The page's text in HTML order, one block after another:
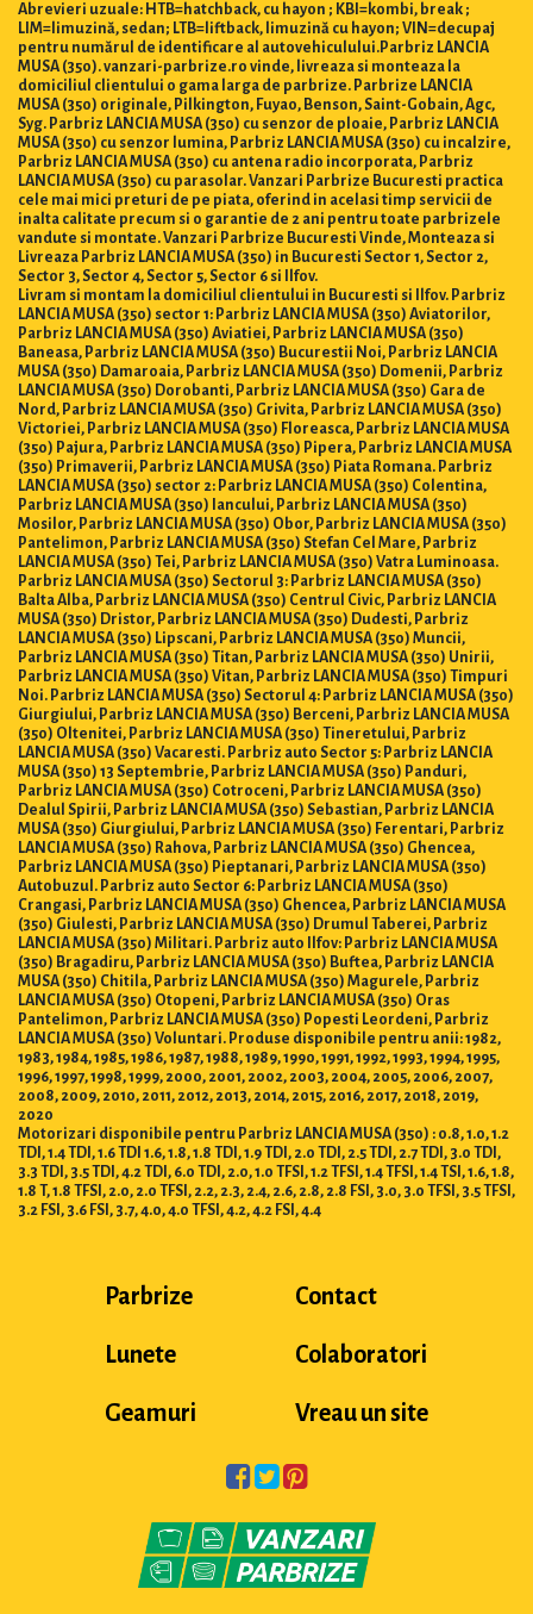
Abrevieri uzuale: HTB=hatchback, cu hayon ; KBI=kombi, break ;
LIM=limuzină, sedan; LTB=liftback, limuzină cu hayon; VIN=decupaj
pentru numărul de identificare al autovehiculului.Parbriz LANCIA
MUSA (350). vanzari-parbrize.ro vinde, livreaza si monteaza la
domiciliul clientului o gama larga de parbrize. Parbrize LANCIA
MUSA (350) originale, Pilkington, Fuyao, Benson, Saint-Gobain, Agc,
Syg. Parbriz LANCIA MUSA (350) cu senzor de ploaie, Parbriz LANCIA
MUSA (350) cu senzor lumina, Parbriz LANCIA MUSA (350) cu incalzire,
Parbriz LANCIA MUSA (350) cu antena radio incorporata, Parbriz
LANCIA MUSA (350) cu parasolar. Vanzari Parbrize Bucuresti practica
cele mai mici preturi de pe piata, oferind in acelasi timp servicii de
inalta calitate precum si o garantie de 2 ani pentru toate parbrizele
vandute si montate. Vanzari Parbrize Bucuresti Vinde, Monteaza si
Livreaza Parbriz LANCIA MUSA (350) in Bucuresti Sector 1, Sector 2,
Sector 3, Sector 4, Sector 5, Sector 6 si Ilfov.
Livram si montam la domiciliul clientului in Bucuresti si Ilfov. Parbriz
LANCIA MUSA (350) sector 1: Parbriz LANCIA MUSA (350) Aviatorilor,
Parbriz LANCIA MUSA (350) Aviatiei, Parbriz LANCIA MUSA (350)
Baneasa, Parbriz LANCIA MUSA (350) Bucurestii Noi, Parbriz LANCIA
MUSA (350) Damaroaia, Parbriz LANCIA MUSA (350) Domenii, Parbriz
LANCIA MUSA (350) Dorobanti, Parbriz LANCIA MUSA (350) Gara de
Nord, Parbriz LANCIA MUSA (350) Grivita, Parbriz LANCIA MUSA (350)
Victoriei, Parbriz LANCIA MUSA (350) Floreasca, Parbriz LANCIA MUSA
(350) Pajura, Parbriz LANCIA MUSA (350) Pipera, Parbriz LANCIA MUSA
(350) Primaverii, Parbriz LANCIA MUSA (350) Piata Romana. Parbriz
LANCIA MUSA (350) sector 2: Parbriz LANCIA MUSA (350) Colentina,
Parbriz LANCIA MUSA (350) Iancului, Parbriz LANCIA MUSA (350)
Mosilor, Parbriz LANCIA MUSA (350) Obor, Parbriz LANCIA MUSA (350)
Pantelimon, Parbriz LANCIA MUSA (350) Stefan Cel Mare, Parbriz
LANCIA MUSA (350) Tei, Parbriz LANCIA MUSA (350) Vatra Luminoasa.
Parbriz LANCIA MUSA (350) Sectorul 3: Parbriz LANCIA MUSA (350)
Balta Alba, Parbriz LANCIA MUSA (350) Centrul Civic, Parbriz LANCIA
MUSA (350) Dristor, Parbriz LANCIA MUSA (350) Dudesti, Parbriz
LANCIA MUSA (350) Lipscani, Parbriz LANCIA MUSA (350) Muncii,
Parbriz LANCIA MUSA (350) Titan, Parbriz LANCIA MUSA (350) Unirii,
Parbriz LANCIA MUSA (350) Vitan, Parbriz LANCIA MUSA (350) Timpuri
Noi. Parbriz LANCIA MUSA (350) Sectorul 4: Parbriz LANCIA MUSA (350)
Giurgiului, Parbriz LANCIA MUSA (350) Berceni, Parbriz LANCIA MUSA
(350) Oltenitei, Parbriz LANCIA MUSA (350) Tineretului, Parbriz
LANCIA MUSA (350) Vacaresti. Parbriz auto Sector 5: Parbriz LANCIA
MUSA (350) 13 Septembrie, Parbriz LANCIA MUSA (350) Panduri,
Parbriz LANCIA MUSA (350) Cotroceni, Parbriz LANCIA MUSA (350)
Dealul Spirii, Parbriz LANCIA MUSA (350) Sebastian, Parbriz LANCIA
MUSA (350) Giurgiului, Parbriz LANCIA MUSA (350) Ferentari, Parbriz
LANCIA MUSA (350) Rahova, Parbriz LANCIA MUSA (350) Ghencea,
Parbriz LANCIA MUSA (350) Pieptanari, Parbriz LANCIA MUSA (350)
Autobuzul. Parbriz auto Sector 6: Parbriz LANCIA MUSA (350)
Crangasi, Parbriz LANCIA MUSA (350) Ghencea, Parbriz LANCIA MUSA
(350) Giulesti, Parbriz LANCIA MUSA (350) Drumul Taberei, Parbriz
LANCIA MUSA (350) Militari. Parbriz auto Ilfov: Parbriz LANCIA MUSA
(350) Bragadiru, Parbriz LANCIA MUSA (350) Buftea, Parbriz LANCIA
MUSA (350) Chitila, Parbriz LANCIA MUSA (350) Magurele, Parbriz
LANCIA MUSA (350) Otopeni, Parbriz LANCIA MUSA (350) Oras
Pantelimon, Parbriz LANCIA MUSA (350) Popesti Leordeni, Parbriz
LANCIA MUSA (350) Voluntari. Produse disponibile pentru anii: 1982,
1983, 1984, 1985, 1986, 1987, 1988, 1989, 1990, 1991, 1992, 1993, 1994, 1995,
1996, 1997, 1998, 1999, 2000, 2001, 2002, 2003, 2004, 2005, 2006, 2007,
2008, 2009, 2010, 2011, 2012, 2013, 2014, 2015, 2016, 2017, 2018, 2019,
2020
Motorizari disponibile pentru Parbriz LANCIA MUSA (350) : 0.8, 1.0, 1.2
TDI, 1.4 TDI, 1.6 TDI 1.6, 1.8, 1.8 TDI, 1.9 TDI, 2.0 TDI, 2.5 TDI, 2.7 TDI, 3.0 TDI,
3.3 TDI, 3.5 TDI, 4.2 TDI, 6.0 TDI, 2.0, 1.0 TFSI, 1.2 TFSI, 1.4 TFSI, 1.4 TSI, 1.6, 1.8,
1.8 T, 1.8 TFSI, 2.0, 2.0 TFSI, 2.2, 2.3, 2.4, 2.6, 2.8, 2.8 FSI, 3.0, 3.0 TFSI, 3.5 TFSI,
3.2 FSI, 3.6 FSI, 3.7, 4.0, 4.0 TFSI, 4.2, 4.2 FSI, 4.4
Parbrize
Lunete
Geamuri
Contact
Colaboratori
Vreau un site